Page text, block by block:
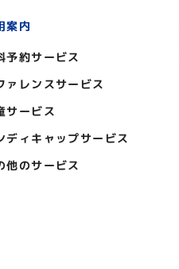
案内
予約サービス
ァレンスサービス
サービス
ディキャップサービス
他のサービス